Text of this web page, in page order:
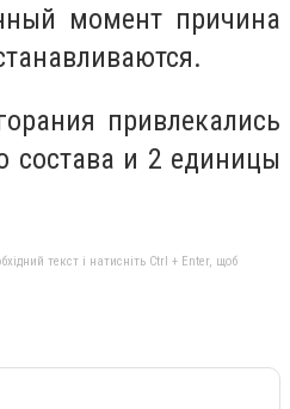
момент причина
привлекались
состава и 2 единицы
текст і натисніть Ctrl + Enter, щоб